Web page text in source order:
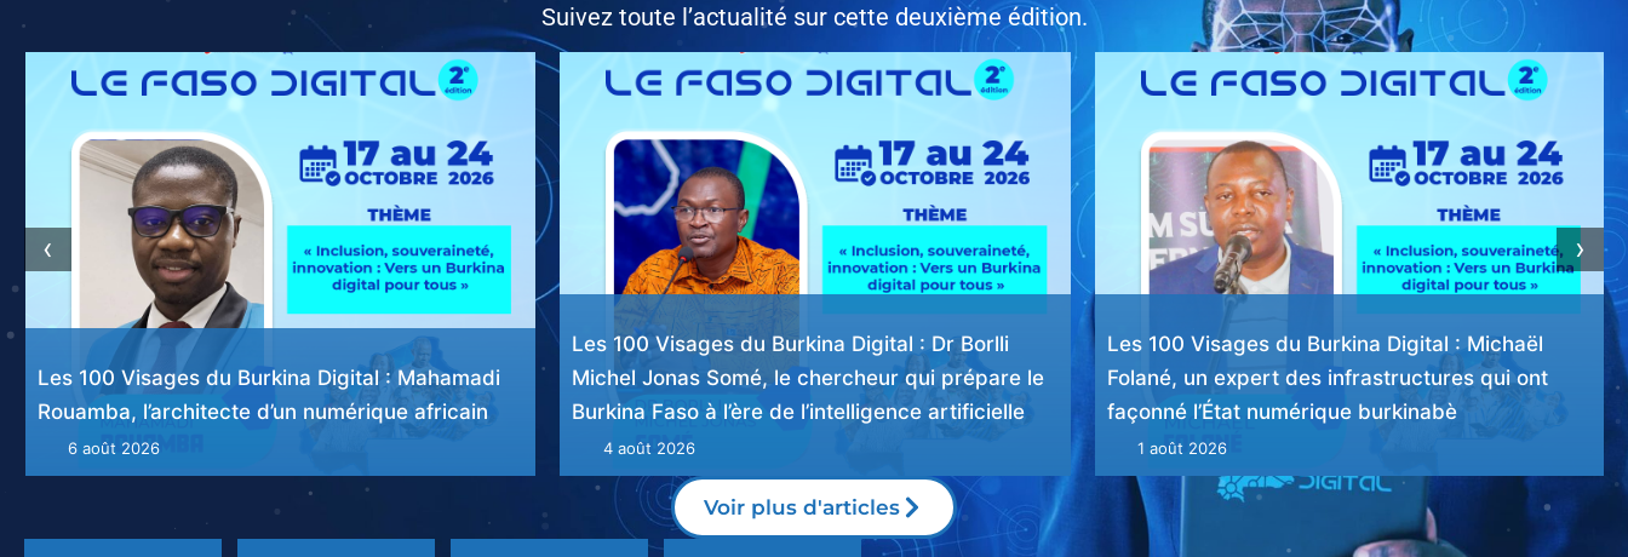
Suivez toute l’actualité sur cette deuxième édition.
Les 100 Visages du Burkina Digital : Dr Borlli
Michel Jonas Somé, le chercheur qui prépare le
Burkina Faso à l’ère de l’intelligence artificielle
4 août 2026
Les 100 Visages du Burkina Digital : Michaël
Folané, un expert des infrastructures qui ont
façonné l’État numérique burkinabè
1 août 2026
Les 100 Visages du Burkina Digital : Rasmata
Compaoré/Tiendrébéogo, une bâtisseuse des
infrastructures numériques de l’administration
burkinabè
31 juillet 2026
‹ ›
Voir plus d'articles